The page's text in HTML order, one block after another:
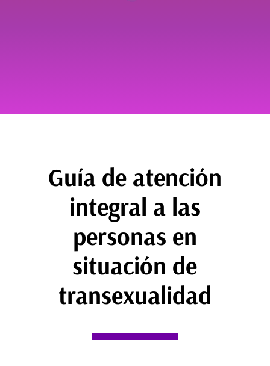
Guía de atención
integral a las
personas en
situación de
transexualidad